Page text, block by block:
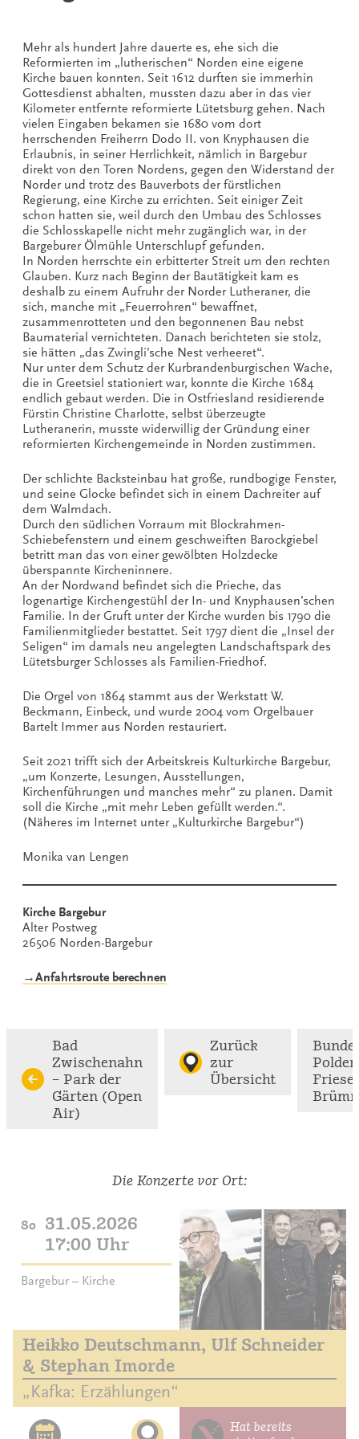
Mehr als hundert Jahre dauerte es, ehe sich die
Reformierten im „lutherischen“ Norden eine eigene
Kirche bauen konnten. Seit 1612 durften sie immerhin
Gottesdienst abhalten, mussten dazu aber in das vier
Kilometer entfernte reformierte Lütetsburg gehen. Nach
vielen Eingaben bekamen sie 1680 vom dort
herrschenden Freiherrn Dodo II. von Knyphausen die
Erlaubnis, in seiner Herrlichkeit, nämlich in Bargebur
direkt von den Toren Nordens, gegen den Widerstand der
Norder und trotz des Bauverbots der fürstlichen
Regierung, eine Kirche zu errichten. Seit einiger Zeit
schon hatten sie, weil durch den Umbau des Schlosses
die Schlosskapelle nicht mehr zugänglich war, in der
Bargeburer Ölmühle Unterschlupf gefunden.
In Norden herrschte ein erbitterter Streit um den rechten
Glauben. Kurz nach Beginn der Bautätigkeit kam es
deshalb zu einem Aufruhr der Norder Lutheraner, die
sich, manche mit „Feuerrohren“ bewaffnet,
zusammenrotteten und den begonnenen Bau nebst
Baumaterial vernichteten. Danach berichteten sie stolz,
sie hätten „das Zwingli’sche Nest verheeret“.
Nur unter dem Schutz der Kurbrandenburgischen Wache,
die in Greetsiel stationiert war, konnte die Kirche 1684
endlich gebaut werden. Die in Ostfriesland residierende
Fürstin Christine Charlotte, selbst überzeugte
Lutheranerin, musste widerwillig der Gründung einer
reformierten Kirchengemeinde in Norden zustimmen.
Der schlichte Backsteinbau hat große, rundbogige Fenster,
und seine Glocke befindet sich in einem Dachreiter auf
dem Walmdach.
Durch den südlichen Vorraum mit Blockrahmen-
Schiebefenstern und einem geschweiften Barockgiebel
betritt man das von einer gewölbten Holzdecke
überspannte Kircheninnere.
An der Nordwand befindet sich die Prieche, das
logenartige Kirchengestühl der In- und Knyphausen’schen
Familie. In der Gruft unter der Kirche wurden bis 1790 die
Familienmitglieder bestattet. Seit 1797 dient die „Insel der
Seligen“ im damals neu angelegten Landschaftspark des
Lütetsburger Schlosses als Familien-Friedhof.
Die Orgel von 1864 stammt aus der Werkstatt W.
Beckmann, Einbeck, und wurde 2004 vom Orgelbauer
Bartelt Immer aus Norden restauriert.
Seit 2021 trifft sich der Arbeitskreis Kulturkirche Bargebur,
„um Konzerte, Lesungen, Ausstellungen,
Kirchenführungen und manches mehr“ zu planen. Damit
soll die Kirche „mit mehr Leben gefüllt werden.“.
(Näheres im Internet unter „Kulturkirche Bargebur“)
Monika van Lengen
Kirche Bargebur
Alter Postweg
26506 Norden-Bargebur
→Anfahrtsroute berechnen
Bad
Zwischenahn
– Park der
Gärten (Open
Air)
Zurück
zur
Übersicht
Die Konzerte vor Ort:
So
31.05.2026
17:00 Uhr
Bargebur – Kirche
Heikko Deutschmann, Ulf Schneider
& Stephan Imorde
„Kafka: Erzählungen“
Hat bereits